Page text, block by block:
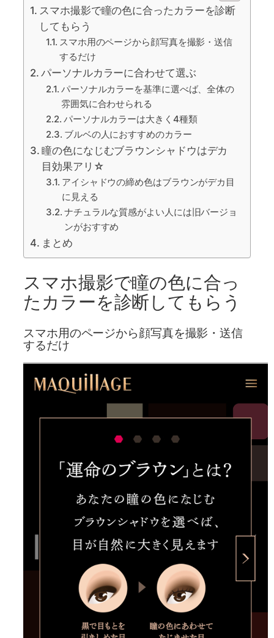
スマホ撮影で瞳の色に合ったカラーを診断
してもらう
スマホ用のページから顔写真を撮影・送信
するだけ
パーソナルカラーに合わせて選ぶ
パーソナルカラーを基準に選べば、全体の
雰囲気に合わせられる
パーソナルカラーは大きく4種類
ブルベの人におすすめのカラー
瞳の色になじむブラウンシャドウはデカ
目効果アリ☆
アイシャドウの締め色はブラウンがデカ目
に見える
ナチュラルな質感がよい人には旧バージョ
ンがおすすめ
まとめ
スマホ撮影で瞳の色に合っ
たカラーを診断してもらう
スマホ用のページから顔写真を撮影・送信
するだけ